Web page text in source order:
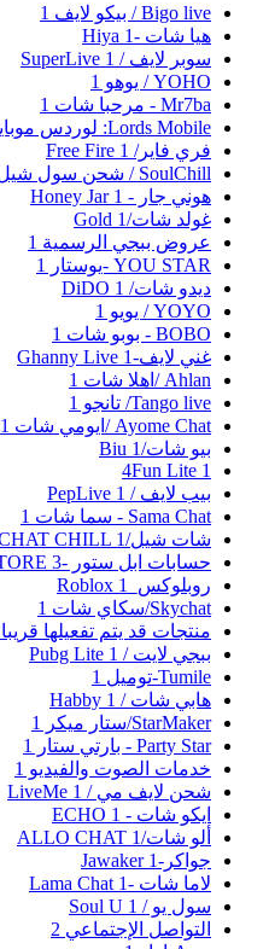
Bigo live / بيكو لايف
1
هيا شات -Hiya1
سوبر لايف / SuperLive 1
YOHO / يوهو
1
Mr7ba - مرحبا شات
1
Lords Mobile: لوردس موبايل
فري فاير/ Free Fire 1
SoulChill / شحن سول شيل
هوني جار - Honey Jar 1
غولد شات/Gold1
عروض ببجي الرسمية 1
YOU STAR -يوستار
1
ديدو شات/ DiDO 1
YOYO / يويو
1
BOBO - بوبو شات
1
غني لايف-Ghanny Live1
Ahlan /اهلا شات
1
Tango live/ تانجو
1
Ayome Chat /ايومي شات
1
بيو شات/Biu1
4Fun Lite 1
بيب لايف / PepLive 1
Sama Chat - سما شات
1
شات شيل/CHAT CHILL1
حسابات ابل ستور -APPSTORE3
روبلوكس_Roblox
1
Skychat/سكاي شات
1
منتجات قد يتم تفعيلها قريبا
ببجي لايت / Pubg Lite 1
Tumile-توميل
1
هابي شات / Habby 1
StarMaker/ستار ميكر
1
Party Star - بارتي ستار
1
خدمات الصوت والفيديو 1
شحن لايف مي / LiveMe 1
ايكو شات - ECHO 1
ألو شات/ALLO CHAT1
جواكر-Jawaker1
لاما شات -Lama Chat1
سول يو / Soul U 1
التواصل الإجتماعي 2